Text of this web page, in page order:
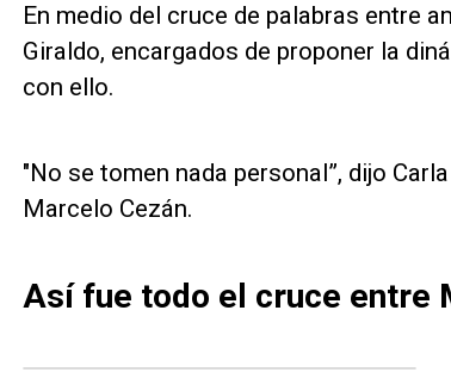
En medio del cruce de palabras entre
Giraldo, encargados de proponer la
con ello.
"No se tomen nada personal”, dijo
Marcelo Cezán.
Así fue todo el cruce entre